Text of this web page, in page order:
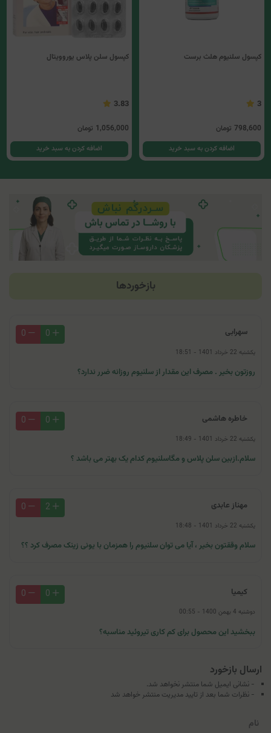
کپسول سلنیوم هلث برست
3
798,600 تومان
اضافه کردن به سبد خرید
کپسول سلن پلاس یوروویتال
3.83
1,056,000 تومان
اضافه کردن به سبد خرید
بازخوردها
سهرابی 0
0
یکشنبه 22 خرداد 1401 - 18:51
روزتون بخیر . مصرف این مقدار از سلنیوم روزانه ضرر ندارد؟
خاطره هاشمی 0
0
یکشنبه 22 خرداد 1401 - 18:49
سلام.ازبین سلن پلاس و مگاسلنیوم کدام یک بهتر می باشد ؟
مهناز عابدی 2
0
یکشنبه 22 خرداد 1401 - 18:48
سلام وققتون بخیر ، آیا می توان سلنیوم را همزمان با یونی زینک مصرف کرد ؟؟
کیمیا 0
0
دوشنبه 4 بهمن 1400 - 00:55
ببخشید این محصول برای کم کاری تیروئید مناسبه؟
ارسال بازخورد
- نشانی ایمیل شما منتشر نخواهد شد.
- نظرات شما بعد از تایید مدیریت منتشر خواهد شد
نام